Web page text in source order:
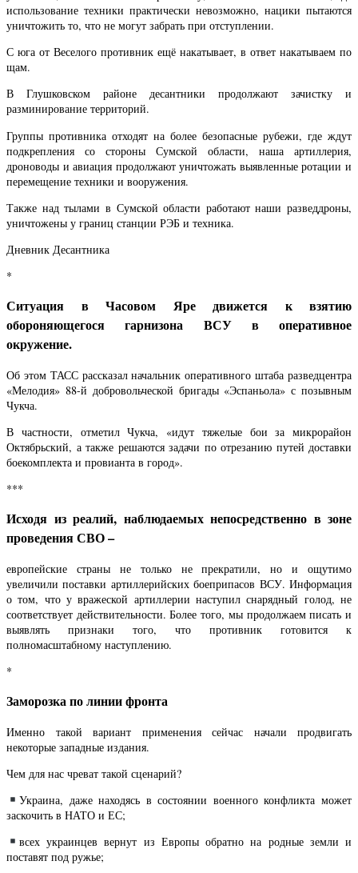
использование техники практически невозможно, нацики пытаются
уничтожить то, что не могут забрать при отступлении.
С юга от Веселого противник ещё накатывает, в ответ накатываем по
щам.
В Глушковском районе десантники продолжают зачистку и
разминирование территорий.
Группы противника отходят на более безопасные рубежи, где ждут
подкрепления со стороны Сумской области, наша артиллерия,
дроноводы и авиация продолжают уничтожать выявленные ротации и
перемещение техники и вооружения.
Также над тылами в Сумской области работают наши разведдроны,
уничтожены у границ станции РЭБ и техника.
Дневник Десантника
*
Ситуация в Часовом Яре движется к взятию
обороняющегося гарнизона ВСУ в оперативное
окружение.
Об этом ТАСС рассказал начальник оперативного штаба разведцентра
«Мелодия» 88-й добровольческой бригады «Эспаньола» с позывным
Чукча.
В частности, отметил Чукча, «идут тяжелые бои за микрорайон
Октябрьский, а также решаются задачи по отрезанию путей доставки
боекомплекта и провианта в город».
***
Исходя из реалий, наблюдаемых непосредственно в зоне
проведения СВО –
европейские страны не только не прекратили, но и ощутимо
увеличили поставки артиллерийских боеприпасов ВСУ. Информация
о том, что у вражеской артиллерии наступил снарядный голод, не
соответствует действительности. Более того, мы продолжаем писать и
выявлять признаки того, что противник готовится к
полномасштабному наступлению.
*
Заморозка по линии фронта
Именно такой вариант применения сейчас начали продвигать
некоторые западные издания.
Чем для нас чреват такой сценарий?
Украина, даже находясь в состоянии военного конфликта может
заскочить в НАТО и ЕС;
всех украинцев вернут из Европы обратно на родные земли и
поставят под ружье;